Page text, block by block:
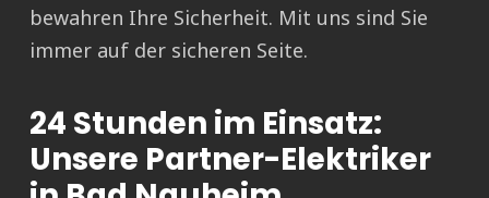
bewahren Ihre Sicherheit. Mit uns sind Sie
immer auf der sicheren Seite.
24 Stunden im Einsatz:
Unsere Partner-Elektriker